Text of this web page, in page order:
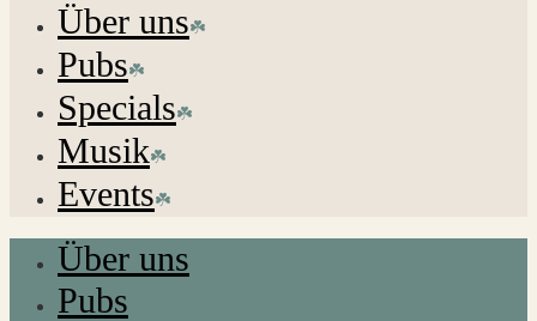
Über uns
Pubs
Specials
Musik
Events
Über uns
Pubs